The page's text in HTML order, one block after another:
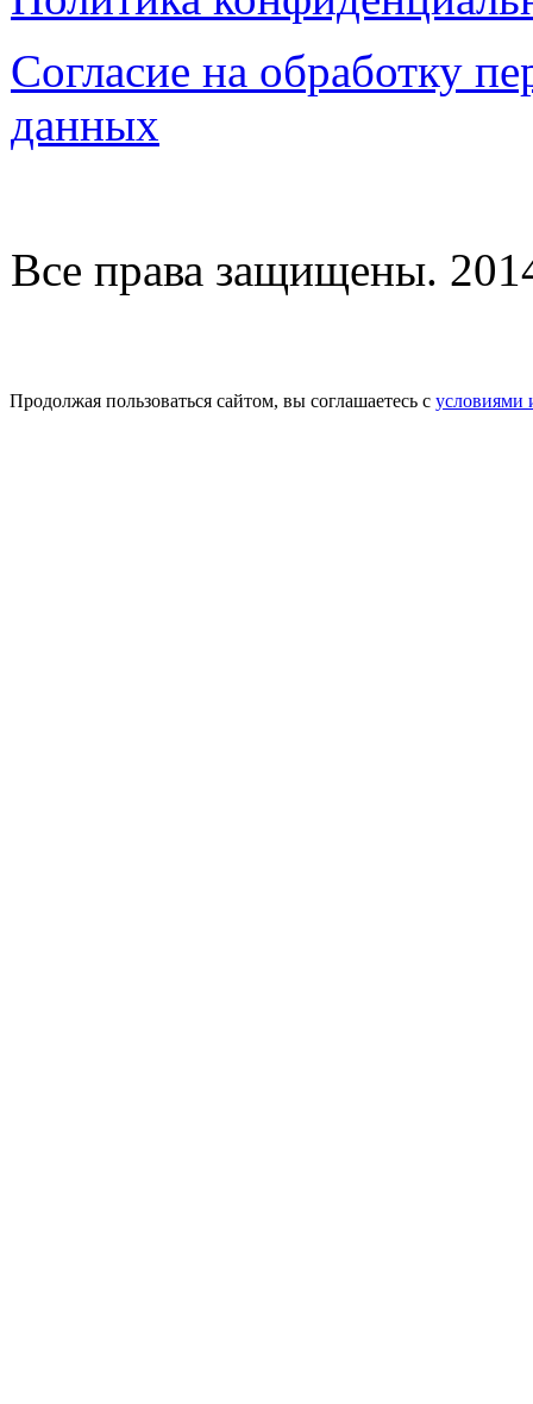
Согласие на обработку
данных
Все права защищены.
Продолжая пользоваться сайтом, вы соглашаетесь с условиями